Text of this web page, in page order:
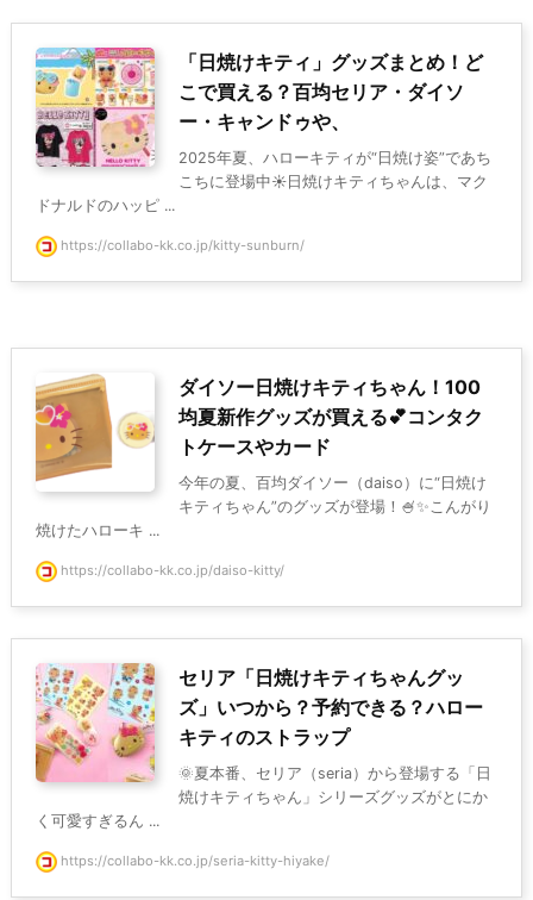
「日焼けキティ」グッズまとめ！ど
こで買える？百均セリア・ダイソ
ー・キャンドゥや、
2025年夏、ハローキティが“日焼け姿”であち
こちに登場中☀️日焼けキティちゃんは、マク
ドナルドのハッピ ...
https://collabo-kk.co.jp/kitty-sunburn/
ダイソー日焼けキティちゃん！100
均夏新作グッズが買える💕コンタク
トケースやカード
今年の夏、百均ダイソー（daiso）に“日焼け
キティちゃん”のグッズが登場！🍧✨こんがり
焼けたハローキ ...
https://collabo-kk.co.jp/daiso-kitty/
セリア「日焼けキティちゃんグッ
ズ」いつから？予約できる？ハロー
キティのストラップ
🌞夏本番、セリア（seria）から登場する「日
焼けキティちゃん」シリーズグッズがとにか
く可愛すぎるん ...
https://collabo-kk.co.jp/seria-kitty-hiyake/